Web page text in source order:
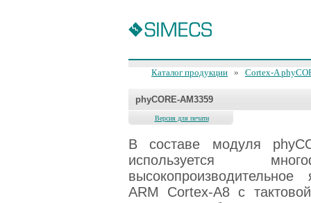
Каталог продукции » Cortex-A
phyCORE-AM3359
Версия для печати
В составе модуля
используется
ARM Cortex-A8 с